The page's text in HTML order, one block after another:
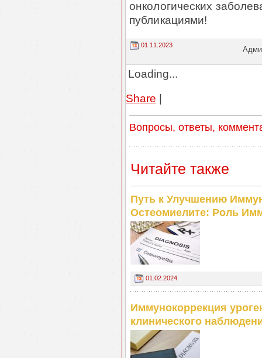
онкологических
публикациями!
01.11.2023
Loading...
Share |
Вопросы, ответы,
Читайте также
Путь к Улучшению
Остеомиелите: Роль
01.02.2024
Иммунокоррекция
клинического